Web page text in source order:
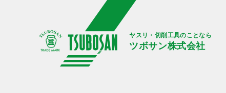
ヤスリ・切削工具のことなら
ツボサン株式会社